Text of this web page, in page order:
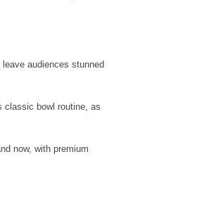
leave audiences stunned
classic bowl routine, as
now, with premium